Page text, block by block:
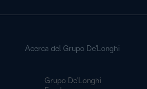
Acerca del Grupo De'Longhi
Grupo De'Longhi